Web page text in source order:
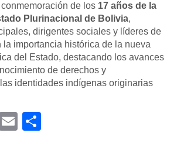
de los 17 años de la
Plurinacional de Bolivia,
dirigentes sociales y líderes de
importancia histórica de la nueva
del Estado, destacando los avances
de derechos y
identidades indígenas originarias
WhatsApp
Email